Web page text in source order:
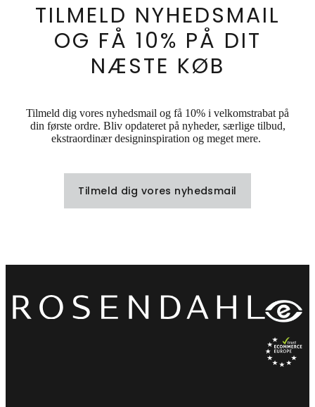
TILMELD NYHEDSMAIL
OG FÅ 10% PÅ DIT
NÆSTE KØB
Tilmeld dig vores nyhedsmail og få 10% i velkomstrabat på
din første ordre. Bliv opdateret på nyheder, særlige tilbud,
ekstraordinær designinspiration og meget mere.
Tilmeld dig vores nyhedsmail